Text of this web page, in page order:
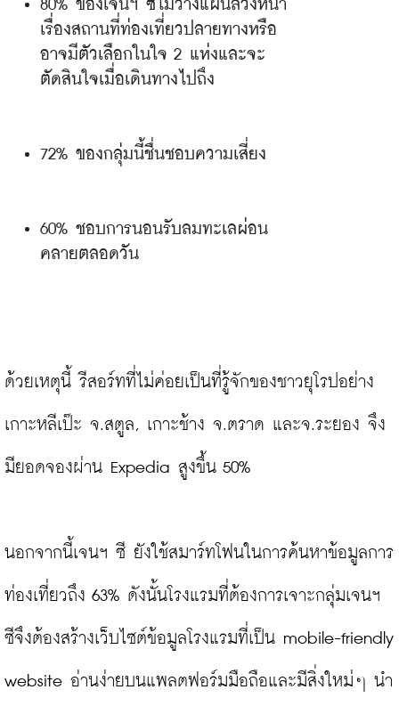
80% ของเจนฯ ซีไม่วางแผนล่วงหน้า
เรื่องสถานที่ท่องเที่ยวปลายทางหรือ
อาจมีตัวเลือกในใจ 2 แห่งและจะ
ตัดสินใจเมื่อเดินทางไปถึง
72% ของกลุ่มนี้ชื่นชอบความเสี่ยง
60% ชอบการนอนรับลมทะเลผ่อน
คลายตลอดวัน
ด้วยเหตุนี้ รีสอร์ทที่ไม่ค่อยเป็นที่รู้จักของชาวยุโรปอย่าง
เกาะหลีเป๊ะ จ.สตูล, เกาะช้าง จ.ตราด และจ.ระยอง จึง
มียอดจองผ่าน Expedia สูงขึ้น 50%
นอกจากนี้เจนฯ ซี ยังใช้สมาร์ทโฟนในการค้นหาข้อมูลการ
ท่องเที่ยวถึง 63% ดังนั้นโรงแรมที่ต้องการเจาะกลุ่มเจนฯ
ซีจึงต้องสร้างเว็บไซต์ข้อมูลโรงแรมที่เป็น mobile-friendly
website อ่านง่ายบนแพลตฟอร์มมือถือและมีสิ่งใหม่ๆ นำ